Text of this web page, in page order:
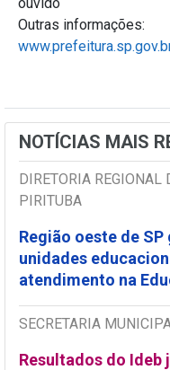
Outras informações:
NOTÍCIAS MAIS
DIRETORIA REGIONAL
PIRITUBA
Região oeste de SP
unidades
atendimento na
SECRETARIA
Resultados do Ideb